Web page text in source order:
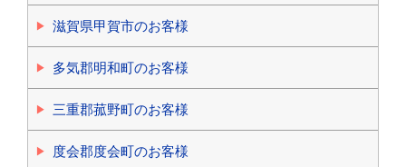
滋賀県甲賀市のお客様
多気郡明和町のお客様
三重郡菰野町のお客様
度会郡度会町のお客様